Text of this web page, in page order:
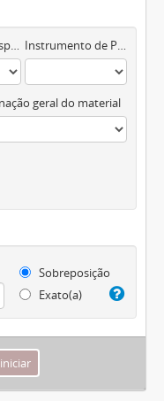
Objeto digital disponível Instrumento de Pesquisa
geral do material
Sobreposição
Exato(a)